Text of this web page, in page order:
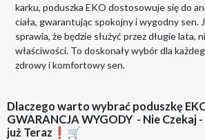
karku, poduszka EKO dostosowuje się do
ciała, gwarantując spokojny i wygodny sen.
sprawia, że będzie służyć przez długie lata,
właściwości. To doskonały wybór dla
zdrowy i komfortowy sen.
Dlaczego warto wybrać poduszkę
GWARANCJA WYGODY - Nie Czekaj
już Teraz❗🛒